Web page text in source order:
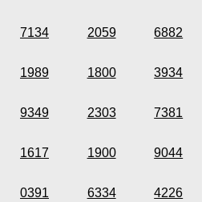
7134 2059 6882
1989 1800 3934
9349 2303 7381
1617 1900 9044
0391 6334 4226